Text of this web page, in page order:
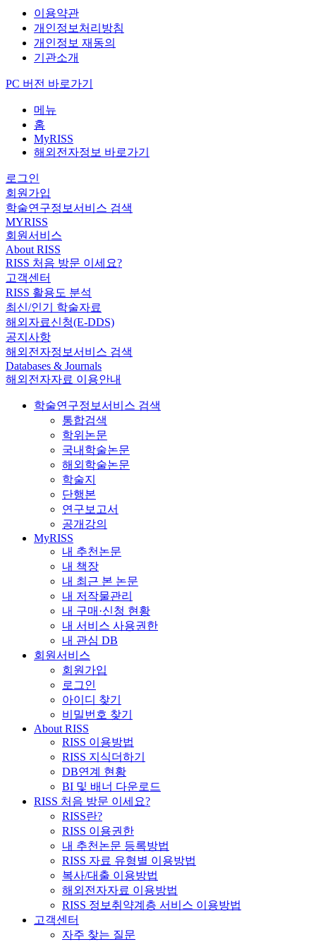
이용약관
개인정보처리방침
개인정보 재동의
기관소개
PC 버전 바로가기
메뉴
홈
MyRISS
해외전자정보 바로가기
로그인
회원가입
학술연구정보서비스 검색
MYRISS
회원서비스
About RISS
RISS 처음 방문 이세요?
고객센터
RISS 활용도 분석
최신/인기 학술자료
해외자료신청(E-DDS)
공지사항
해외전자정보서비스 검색
Databases & Journals
해외전자자료 이용안내
학술연구정보서비스 검색
통합검색
학위논문
국내학술논문
해외학술논문
학술지
단행본
연구보고서
공개강의
MyRISS
내 추천논문
내 책장
내 최근 본 논문
내 저작물관리
내 구매·신청 현황
내 서비스 사용권한
내 관심 DB
회원서비스
회원가입
로그인
아이디 찾기
비밀번호 찾기
About RISS
RISS 이용방법
RISS 지식더하기
DB연계 현황
BI 및 배너 다운로드
RISS 처음 방문 이세요?
RISS란?
RISS 이용권한
내 추천논문 등록방법
RISS 자료 유형별 이용방법
복사/대출 이용방법
해외전자자료 이용방법
RISS 정보취약계층 서비스 이용방법
고객센터
자주 찾는 질문